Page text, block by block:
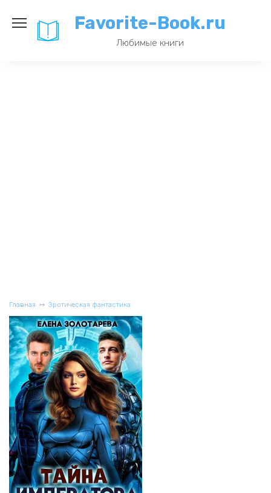
содержанию
Favorite-Book.ru
Любимые книги
Главная Эротическая фантастика